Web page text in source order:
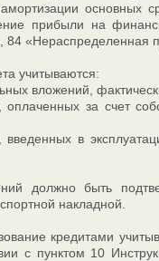
основных
прибыли на
«Нераспределенная
учитываются:
вложений,
за счет
в
должно быть
накладной.
кредитами
с пунктом 10